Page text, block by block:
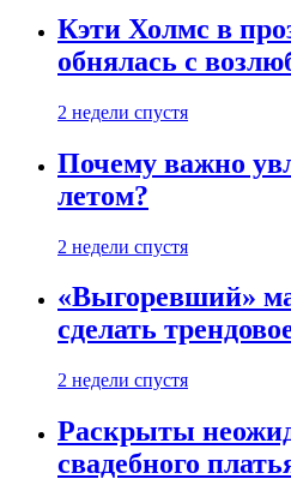
Кэти Холмс в
обнялась с
2 недели спустя
Почему важно
летом?
2 недели спустя
«Выгоревший»
сделать
2 недели спустя
Раскрыты
свадебного